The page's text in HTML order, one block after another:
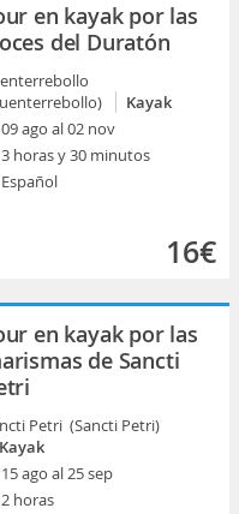
en kayak por las
del Duratón
Kayak
09 ago al 02 nov
3 horas y 30 minutos
Español
16€
en kayak por las
de Sancti
Petri (Sancti Petri)
Kayak
15 ago al 25 sep
2 horas